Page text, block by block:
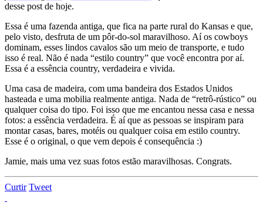
desse post de hoje.
Essa é uma fazenda antiga, que fica na parte rural do Kansas e que,
pelo visto, desfruta de um pôr-do-sol maravilhoso. Aí os cowboys
dominam, esses lindos cavalos são um meio de transporte, e tudo
isso é real. Não é nada “estilo country” que você encontra por aí.
Essa é a essência country, verdadeira e vivida.
Uma casa de madeira, com uma bandeira dos Estados Unidos
hasteada e uma mobilia realmente antiga. Nada de “retrô-rústico” ou
qualquer coisa do tipo. Foi isso que me encantou nessa casa e nessa
fotos: a essência verdadeira. É aí que as pessoas se inspiram para
montar casas, bares, motéis ou qualquer coisa em estilo country.
Esse é o original, o que vem depois é consequência :)
Jamie, mais uma vez suas fotos estão maravilhosas. Congrats.
Curtir Tweet